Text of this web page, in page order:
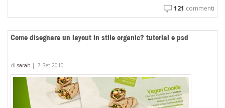
121 commenti
Come disegnare un layout in stile organic? tutorial e psd
di sarah | 7 Set 2010